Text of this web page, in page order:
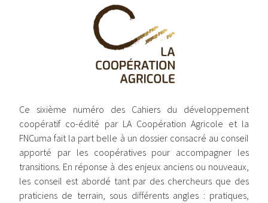
Ce sixième numéro des Cahiers du développement
coopératif co-édité par LA Coopération Agricole et la
FNCuma fait la part belle à un dossier consacré au conseil
apporté par les coopératives pour accompagner les
transitions. En réponse à des enjeux anciens ou nouveaux,
les conseil est abordé tant par des chercheurs que des
praticiens de terrain, sous différents angles : pratiques,